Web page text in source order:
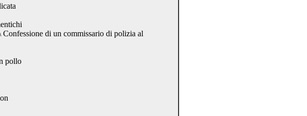
di un commissario di polizia al
pollo